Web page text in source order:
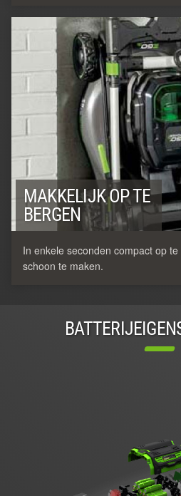
MAKKELIJK OP TE
BERGEN
In enkele seconden compact op
schoon te maken.